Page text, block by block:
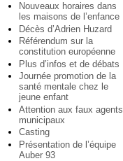
Nouveaux horaires dans
les maisons de l’enfance
Décès d’Adrien Huzard
Référendum sur la
constitution européenne
Plus d’infos et de débats
Journée promotion de la
santé mentale chez le
jeune enfant
Attention aux faux agents
municipaux
Casting
Présentation de l’équipe
Auber 93